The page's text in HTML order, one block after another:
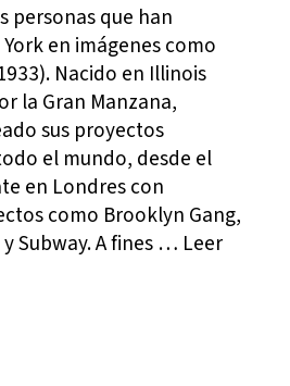
personas que han
en imágenes como
Nacido en Illinois
la Gran Manzana,
sus proyectos
el mundo, desde el
en Londres con
como Brooklyn Gang,
Subway. A fines … Leer